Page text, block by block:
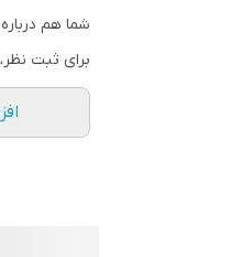
شما هم
برای ثبت